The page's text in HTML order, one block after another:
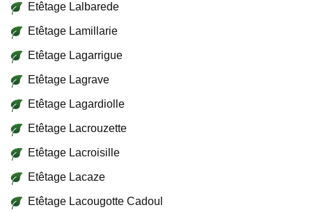
Etêtage Lalbarede
Etêtage Lamillarie
Etêtage Lagarrigue
Etêtage Lagrave
Etêtage Lagardiolle
Etêtage Lacrouzette
Etêtage Lacroisille
Etêtage Lacaze
Etêtage Lacougotte Cadoul